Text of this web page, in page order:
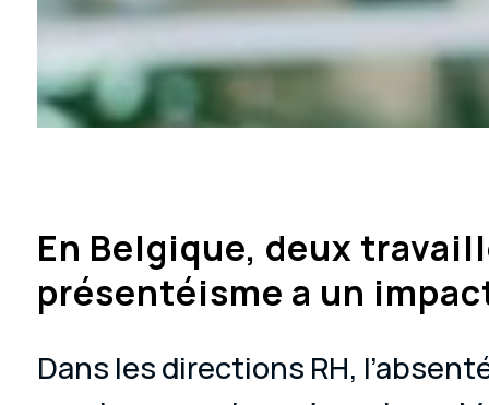
En Belgique, deux
présentéisme a un
Dans les directions RH,